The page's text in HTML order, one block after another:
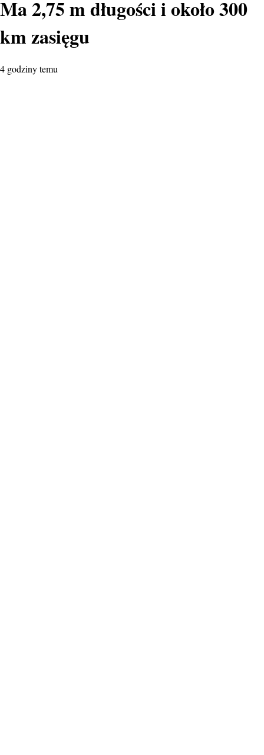
Ma 2,75 m długości i około 300
km zasięgu
4 godziny temu